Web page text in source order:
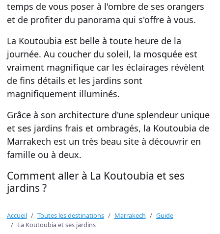
temps de vous poser à l'ombre de ses orangers
et de profiter du panorama qui s'offre à vous.
La Koutoubia est belle à toute heure de la
journée. Au coucher du soleil, la mosquée est
vraiment magnifique car les éclairages révèlent
de fins détails et les jardins sont
magnifiquement illuminés.
Grâce à son architecture d'une splendeur unique
et ses jardins frais et ombragés, la Koutoubia de
Marrakech est un très beau site à découvrir en
famille ou à deux.
Comment aller à La Koutoubia et ses
jardins ?
Accueil Toutes les destinations Marrakech
Guide
La Koutoubia et ses jardins